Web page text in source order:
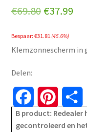
€69.80 Original
was:
€37.99
is:
Bespaar: €31.81(45.6%)
Klemzonnescherm in
Delen:
a i h
B product:
gecontroleerd en